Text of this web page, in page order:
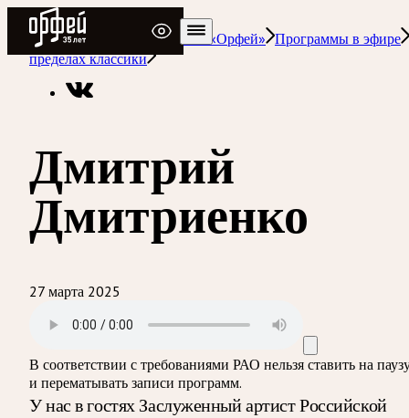
Радио Орфей
Радио классической музыки «Орфей» Программы в эфире
пределах классики
Дмитрий
Дмитриенко
27 марта 2025
В соответствии с требованиями РАО нельзя ставить на
и перематывать записи программ.
У нас в гостях Заслуженный артист Российской